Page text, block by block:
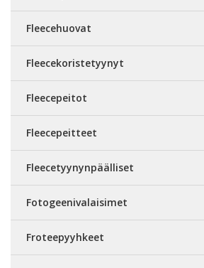
Fleecehuovat
Fleecekoristetyynyt
Fleecepeitot
Fleecepeitteet
Fleecetyynynpäälliset
Fotogeenivalaisimet
Froteepyyhkeet